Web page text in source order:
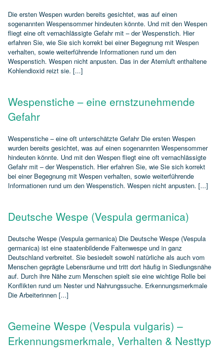
Die ersten Wespen wurden bereits gesichtet, was auf einen
sogenannten Wespensommer hindeuten könnte. Und mit den Wespen
fliegt eine oft vernachlässigte Gefahr mit – der Wespenstich. Hier
erfahren Sie, wie Sie sich korrekt bei einer Begegnung mit Wespen
verhalten, sowie weiterführende Informationen rund um den
Wespenstich. Wespen nicht anpusten. Das in der Atemluft enthaltene
Kohlendioxid reizt sie. [...]
Wespenstiche – eine ernstzunehmende
Gefahr
Wespenstiche – eine oft unterschätzte Gefahr Die ersten Wespen
wurden bereits gesichtet, was auf einen sogenannten Wespensommer
hindeuten könnte. Und mit den Wespen fliegt eine oft vernachlässigte
Gefahr mit – der Wespenstich. Hier erfahren Sie, wie Sie sich korrekt
bei einer Begegnung mit Wespen verhalten, sowie weiterführende
Informationen rund um den Wespenstich. Wespen nicht anpusten. [...]
Deutsche Wespe (Vespula germanica)
Deutsche Wespe (Vespula germanica) Die Deutsche Wespe (Vespula
germanica) ist eine staatenbildende Faltenwespe und in ganz
Deutschland verbreitet. Sie besiedelt sowohl natürliche als auch vom
Menschen geprägte Lebensräume und tritt dort häufig in Siedlungsnähe
auf. Durch ihre Nähe zum Menschen spielt sie eine wichtige Rolle bei
Konflikten rund um Nester und Nahrungssuche. Erkennungsmerkmale
Die Arbeiterinnen [...]
Gemeine Wespe (Vespula vulgaris) –
Erkennungsmerkmale, Verhalten & Nesttyp